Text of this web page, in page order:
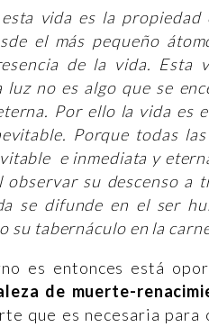
vida es la
el más pequeño
de la vida. Esta
luz no es algo que se
Por ello la vida es
Porque todas
e inmediata y
observar su descenso a
se difunde en el ser
su tabernáculo en la
es entonces está
de muerte-
que es necesaria